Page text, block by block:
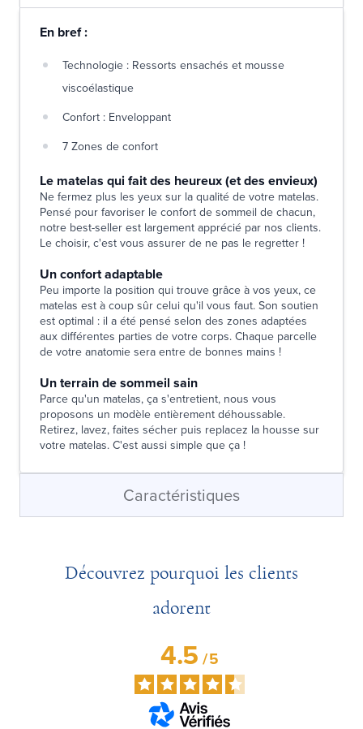
En bref :
Technologie : Ressorts ensachés et mousse
viscoélastique
Confort : Enveloppant
7 Zones de confort
Le matelas qui fait des heureux (et des envieux)
Ne fermez plus les yeux sur la qualité de votre matelas.
Pensé pour favoriser le confort de sommeil de chacun,
notre best-seller est largement apprécié par nos clients.
Le choisir, c'est vous assurer de ne pas le regretter !
Un confort adaptable
Peu importe la position qui trouve grâce à vos yeux, ce
matelas est à coup sûr celui qu'il vous faut. Son soutien
est optimal : il a été pensé selon des zones adaptées
aux différentes parties de votre corps. Chaque parcelle
de votre anatomie sera entre de bonnes mains !
Un terrain de sommeil sain
Parce qu'un matelas, ça s'entretient, nous vous
proposons un modèle entièrement déhoussable.
Retirez, lavez, faites sécher puis replacez la housse sur
votre matelas. C'est aussi simple que ça !
Caractéristiques
Découvrez pourquoi les clients
adorent
4.5/5